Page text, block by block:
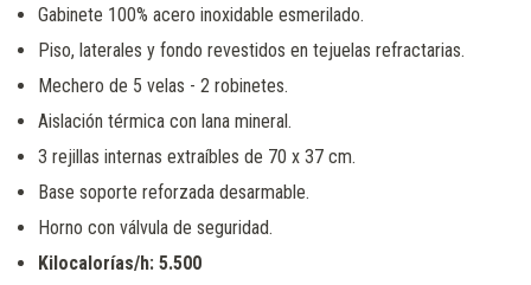
Gabinete 100% acero inoxidable esmerilado.
Piso, laterales y fondo revestidos en tejuelas refractarias.
Mechero de 5 velas - 2 robinetes.
Aislación térmica con lana mineral.
3 rejillas internas extraíbles de 70 x 37 cm.
Base soporte reforzada desarmable.
Horno con válvula de seguridad.
Kilocalorías/h: 5.500